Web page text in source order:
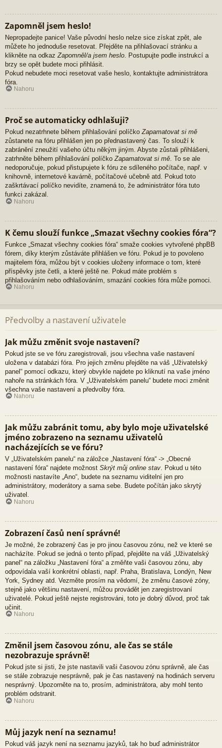
Zapomněl jsem heslo!
Nepropadejte panice! Vaše původní heslo nelze sice získat zpět, ale
můžete ho jednoduše resetovat. Přejděte na přihlašovací stránku a
klikněte na odkaz Zapomněl/a jsem heslo . Postupujte podle instrukcí a
brzy se opět budete moci přihlásit.
Pokud nebudete moci resetovat vaše heslo, kontaktujte administrátora
fóra.
Nahoru
Proč se automaticky odhlašuji?
Pokud nezatrhnete během přihlašování políčkoZapamatovat si mě
zůstanete na fóru přihlášen jen po přednastavený čas. To slouží k
zabránění zneužití vašeho účtu někým jiným. Abyste zůstali přihlášeni,
zatrhněte během přihlašování políčkoZapamatovat si mě. To se ale
nedoporučuje, pokud přistupujete k fóru ze sdíleného počítače, např. v
knihovně, internetové kavárně, počítačové učebně atd. Pokud toto
zaškrtávací políčko nevidíte, znamená to, že administrátor fóra tuto
funkci zakázal.
Nahoru
K čemu slouží funkce „Smazat všechny cookies fóra“?
Funkce „Smazat všechny cookies fóra“ smaže cookies vytvořené phpBB
fórem, díky kterým zůstáváte přihlášen ve fóru. Pokud je to povoleno
majitelem fóra, můžou být v cookies uloženy informace o tom, které
příspěvky jste četli, a které ještě ne. Pokud máte problém s
přihlašováním nebo odhlašováním, smazání cookies fóra může pomoci.
Nahoru
Předvolby a nastavení uživatele
Jak můžu změnit svoje nastavení?
Pokud jste se ve fóru zaregistrovali, jsou všechna vaše nastavení
uložena v databázi fóra. Pro jejich změnu přejděte na váš „Uživatelský
panel“ pomocí odkazu, který obvykle najdete po kliknutí na vaše jméno
nahoře na stránkách fóra. V „Uživatelském panelu“ budete moci změnit
všechna vaše nastavení a předvolby fóra.
Nahoru
Jak můžu zabránit tomu, aby bylo moje uživatelské
jméno zobrazeno na seznamu uživatelů
nacházejících se ve fóru?
V „Uživatelském panelu“ na záložce „Nastavení fóra“ -> „Obecné
nastavení fóra“ najdete možnost Skrýt můj online stav. Pokud u této
možnosti nastavíte „Ano“, budete na seznamu viditelní jen pro
administrátory, moderátory a sama sebe. Budete počítán jako skrytý
uživatel.
Nahoru
Zobrazení časů není správné!
Je možné, že zobrazený čas je pro jinou časovou zónu, než ve které se
nacházíte. Pokud se jedná o tento případ, přejděte na váš „Uživatelský
panel“ na záložku „Nastavení fóra“ a změňte vaši časovou zónu, aby
odpovídala vaší konkrétní oblasti, např. Praha, Bratislava, Londýn, New
York, Sydney atd. Vezměte prosím na vědomí, že změnu časové zóny,
stejně jako většinu nastavení, můžou provádět jen zaregistrovaní
uživatelé. Pokud ještě nejste registrováni, toto je dobrý důvod, proč tak
učinit.
Nahoru
Změnil jsem časovou zónu, ale čas se stále
nezobrazuje správně!
Pokud jste si jisti, že jste nastavili vaši časovou zónu správně, ale čas
se stále zobrazuje nesprávně, pak je čas nastavený na hodinách serveru
nesprávný. Upozorněte na to, prosím, administrátora, aby mohl tento
problém odstranit.
Nahoru
Můj jazyk není na seznamu!
Pokud váš jazyk není na seznamu jazyků, tak ho buď administrátor